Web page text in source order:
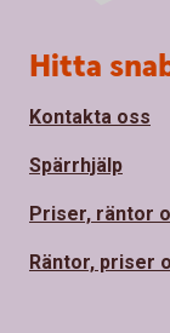
Sidfot
Hitta
Kontakta oss
Spärrhjälp
Priser, räntor
Räntor, priser